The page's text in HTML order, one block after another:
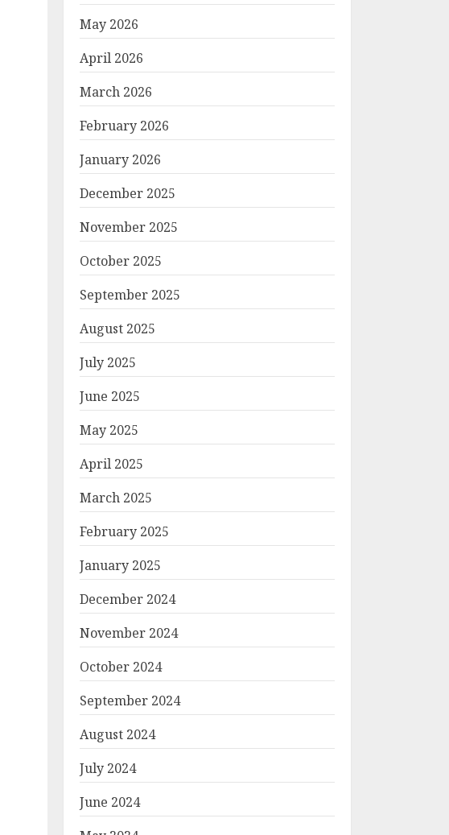
May 2026
April 2026
March 2026
February 2026
January 2026
December 2025
November 2025
October 2025
September 2025
August 2025
July 2025
June 2025
May 2025
April 2025
March 2025
February 2025
January 2025
December 2024
November 2024
October 2024
September 2024
August 2024
July 2024
June 2024